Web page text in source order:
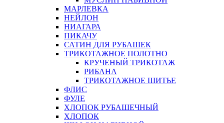
МАРЛЕВКА
НЕЙЛОН
НИАГАРА
ПИКАЧУ
САТИН ДЛЯ РУБАШЕК
ТРИКОТАЖНОЕ ПОЛОТНО
КРУЧЕНЫЙ ТРИКОТАЖ
РИБАНА
ТРИКОТАЖНОЕ ШИТЬЕ
ФЛИС
ФУЛЕ
ХЛОПОК РУБАШЕЧНЫЙ
ХЛОПОК